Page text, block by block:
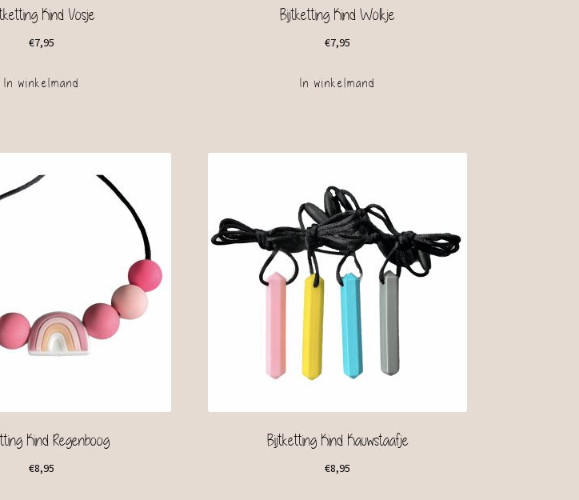
Kind Vosje
€7,95
In winkelmand
Bijtketting Kind Wolkje
€7,95
In winkelmand
Kind Regenboog
€8,95
Bijtketting Kind Kauwstaafje
€8,95